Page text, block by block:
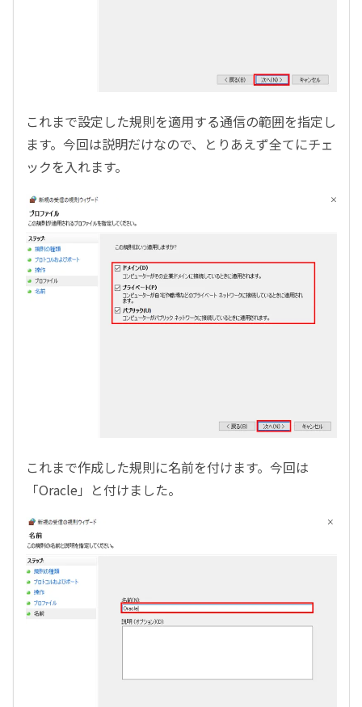
これまで設定した規則を適用する通信の範囲を指定し
ます。今回は説明だけなので、とりあえず全てにチェ
ックを入れます。
これまで作成した規則に名前を付けます。今回は
「Oracle 」と付けました。